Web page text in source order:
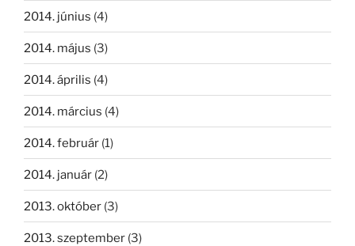
2014. június (4)
2014. május (3)
2014. április (4)
2014. március (4)
2014. február (1)
2014. január (2)
2013. október (3)
2013. szeptember (3)